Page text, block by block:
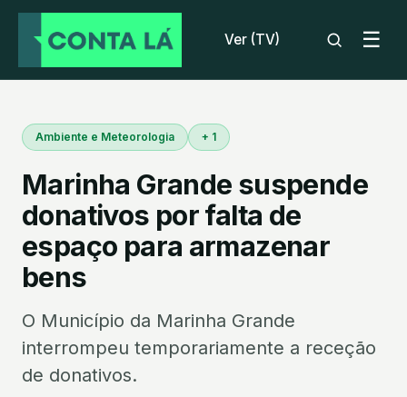
Ver (TV) ☰
Ambiente e Meteorologia + 1
Marinha Grande suspende
donativos por falta de
espaço para armazenar
bens
O Município da Marinha Grande
interrompeu temporariamente a receção
de donativos.